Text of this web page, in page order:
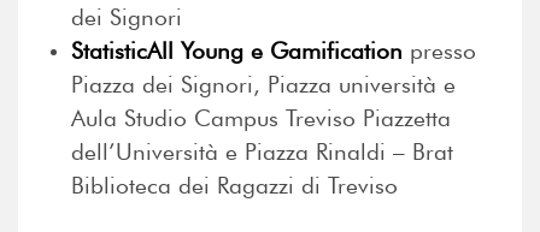
dei Signori
StatisticAll Young e Gamification presso
Piazza dei Signori, Piazza università e
Aula Studio Campus Treviso Piazzetta
dell’Università e Piazza Rinaldi – Brat
Biblioteca dei Ragazzi di Treviso